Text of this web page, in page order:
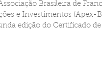
Brasileira de
e Investimentos (Apex-
edição do Certificado